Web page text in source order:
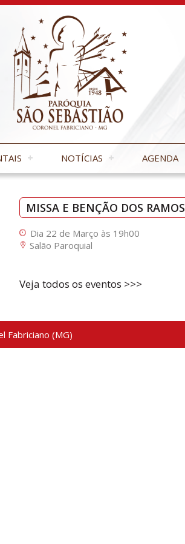
NOTÍCIAS AGENDA
MISSA E BENÇÃO DOS RAMOS
Dia 22 de Março às 19h00
Salão Paroquial
Veja todos os eventos >>>
Fabriciano (MG)